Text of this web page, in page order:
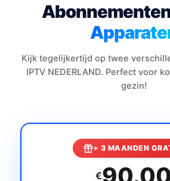
Kijk tegelijkertijd op twee
IPTV NEDERLAND. Perfect voor
gezin!
+ 3 MAANDEN
€90.00